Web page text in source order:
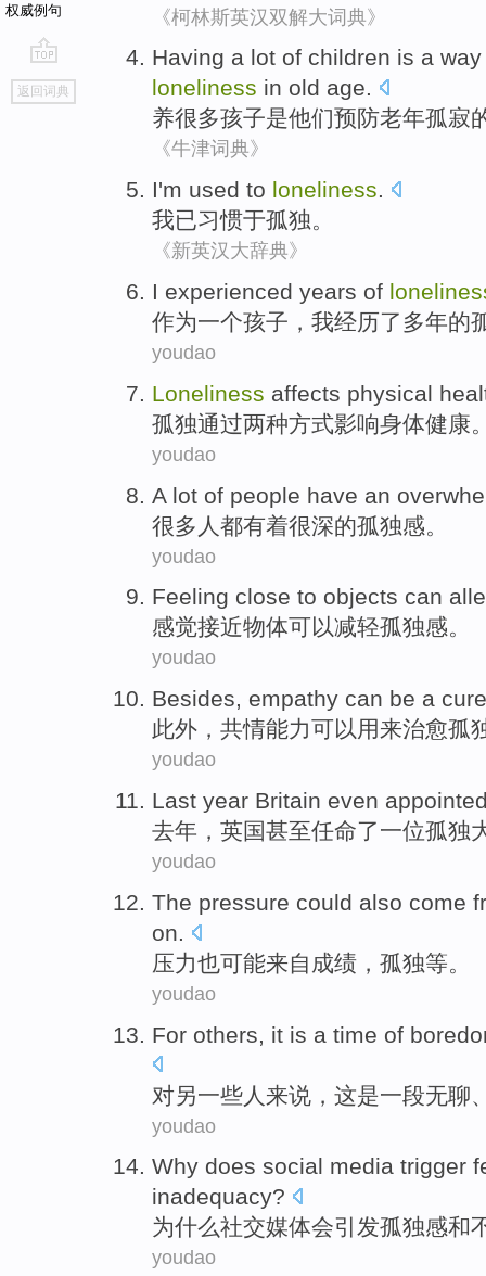
权威例句
go
top
返回词典
《柯林斯英汉双解大词典》
Having a lot of children is a way
loneliness in old age.
养很多孩子是他们预防老年孤寂
《牛津词典》
I'm used to loneliness.
我已习惯于孤独。
《新英汉大辞典》
I experienced years of
作为一个孩子 ， 我经历了 多年的
youdao
Loneliness affects physical
孤独通过两种方式影响身体健康
youdao
A lot of people have an
很多 人 都有着很深的孤独感。
youdao
Feeling close to objects can
感觉接近物体可以减轻孤独感。
youdao
Besides, empathy can be a cure
此外 ， 共情能力可以用来治愈孤
youdao
Last year Britain even
去年 ， 英国甚至任命了一位孤独
youdao
The pressure could also come
on.
压力也可能来自 成绩 ， 孤独等。
youdao
For others it is a time of
对另一些人来说 ， 这是一段无聊
youdao
Why does social media trigger
inadequacy?
为什么社交媒体会引发孤独感和
youdao